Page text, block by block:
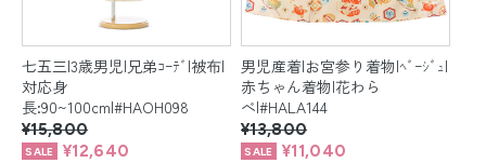
七五三|3歳男児|兄弟ｺｰﾃﾞ|被布|
対応身
長:90~100cm|#HAOH098
¥15,800
¥12,640
男児産着|お宮参り着物|ﾍﾞｰｼﾞｭ|
赤ちゃん着物|花わら
べ|#HALA144
¥13,800
¥11,040